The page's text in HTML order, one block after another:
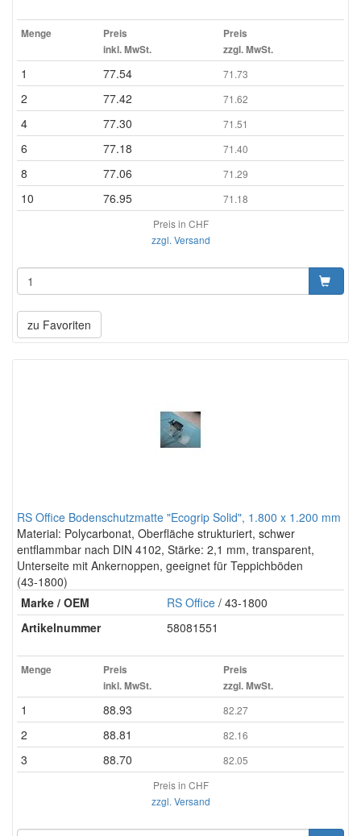
Menge
Preis
inkl. MwSt.
Preis
zzgl. MwSt.
1 77.54 71.73
2 77.42 71.62
4 77.30 71.51
6 77.18 71.40
8 77.06 71.29
10 76.95
71.18
Preis in CHF
zzgl. Versand
zu Favoriten
RS Office Bodenschutzmatte "Ecogrip Solid", 1.800 x 1.200 mm
Material: Polycarbonat, Oberfläche strukturiert, schwer
entflammbar nach DIN 4102, Stärke: 2,1 mm, transparent,
Unterseite mit Ankernoppen, geeignet für Teppichböden
(43-1800)
Marke / OEM
RS Office / 43-1800
Artikelnummer
58081551
Menge
Preis
inkl. MwSt.
Preis
zzgl. MwSt.
1 88.93 82.27
2 88.81 82.16
3 88.70
82.05
Preis in CHF
zzgl. Versand